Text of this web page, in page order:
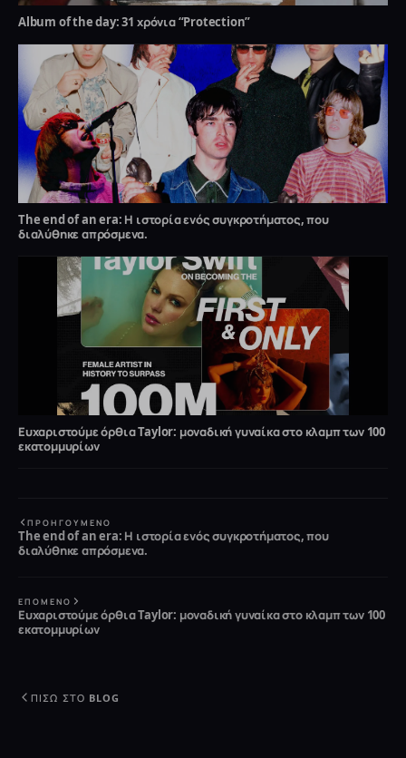
Album of the day: 31 χρόνια “Protection”
The end of an era: Η ιστορία ενός συγκροτήματος, που
διαλύθηκε απρόσμενα.
Ευχαριστούμε όρθια Taylor: μοναδική γυναίκα στο κλαμπ των 100
εκατομμυρίων
ΠΡΟΗΓΟΎΜΕΝΟ
The end of an era: Η ιστορία ενός συγκροτήματος, που
διαλύθηκε απρόσμενα.
ΕΠΌΜΕΝΟ
Ευχαριστούμε όρθια Taylor: μοναδική γυναίκα στο κλαμπ των 100
εκατομμυρίων
ΠΊΣΩ ΣΤΟ BLOG